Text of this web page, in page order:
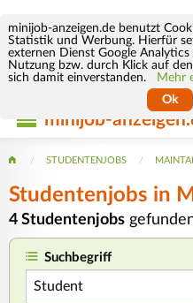
minijob-anzeigen.de benutzt
Statistik und Werbung. Hierfür
externen Dienst Google
Nutzung bzw. durch Klick auf
sich damit einverstanden.
Mehr
Ok
minijob-
STUDENTENJOBS
Studentenjobs in
4 Studentenjobs
Suchbegriff